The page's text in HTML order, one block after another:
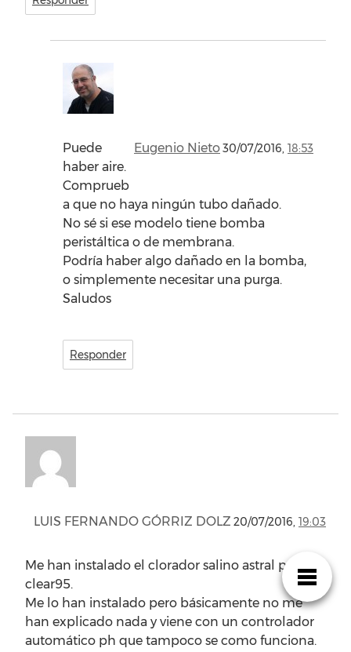
Eugenio Nieto30/07/2016, 18:53
Puede
haber aire.
Comprueb
a que no haya ningún tubo dañado.
No sé si ese modelo tiene bomba
peristáltica o de membrana.
Podría haber algo dañado en la bomba,
o simplemente necesitar una purga.
Saludos
Responder
LUIS FERNANDO GÓRRIZ DOLZ 20/07/2016, 19:03
Me han instalado el clorador salino astral polo sel
clear95.
Me lo han instalado pero básicamente no me
han explicado nada y viene con un controlador
automático ph que tampoco se como funciona.